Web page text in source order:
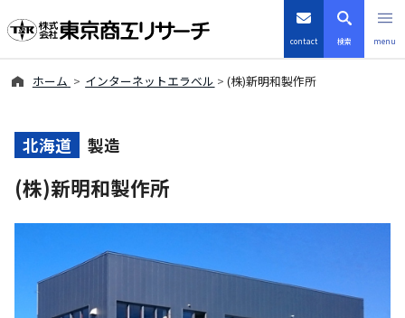
contact 検索 menu
TSR-PLUS
ホーム インターネットエラベル (株)新明和製作所
北海道 製造
(株)新明和製作所